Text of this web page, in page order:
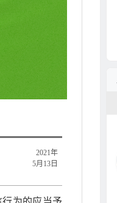
2021年
5月13日